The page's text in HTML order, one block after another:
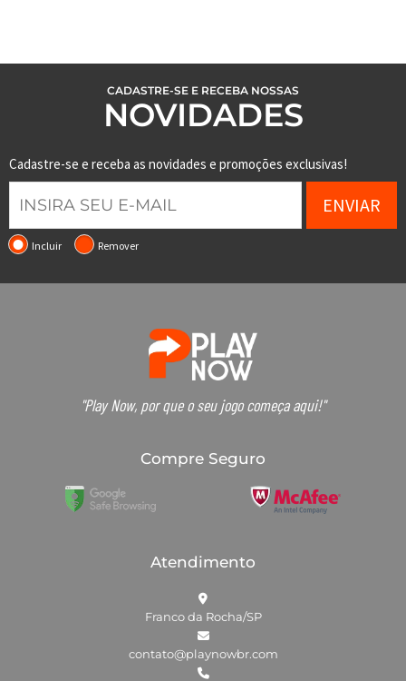
CADASTRE-SE E RECEBA NOSSAS
NOVIDADES
Cadastre-se e receba as novidades e promoções exclusivas!
ENVIAR
Incluir Remover
"Play Now, por que o seu jogo começa aqui!"
Compre Seguro
Atendimento
Franco da Rocha/SP
contato@playnowbr.com